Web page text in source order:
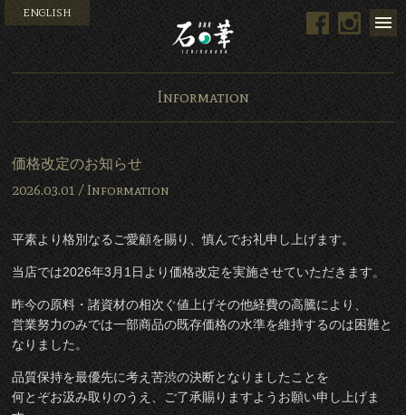
Bar 石の華 -BAR
ENGLISH Facebook
Information
価格改定のお知らせ
2026.03.01 /Information
平素より格別なるご愛顧を賜り、慎んでお礼申し上げます。
当店では2026年3月1日より価格改定を実施させていただきます。
昨今の原料・諸資材の相次ぐ値上げその他経費の高騰により、
営業努力のみでは一部商品の既存価格の水準を維持するのは困難と
なりました。
品質保持を最優先に考え苦渋の決断となりましたことを
何とぞお汲み取りのうえ、ご了承賜りますようお願い申し上げま